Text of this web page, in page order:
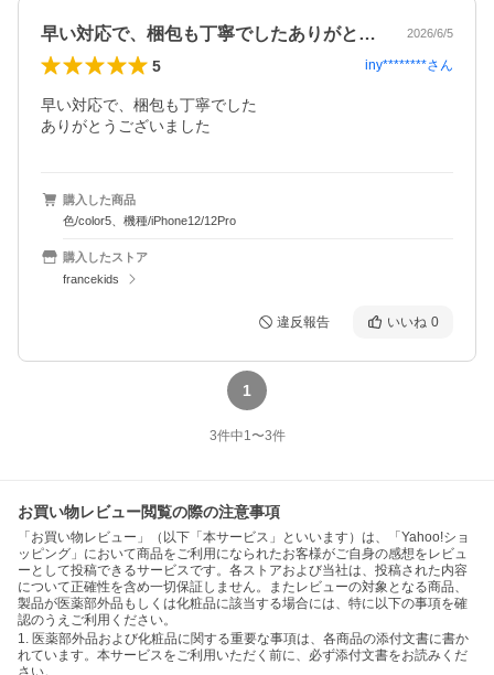
早い対応で、梱包も丁寧でしたありがとう… 2026/6/5
5 iny********さん
早い対応で、梱包も丁寧でした
ありがとうございました
購入した商品
色/color5、機種/iPhone12/12Pro
購入したストア
francekids
違反報告 いいね 0
1
3件中1〜3件
お買い物レビュー閲覧の際の注意事項
「お買い物レビュー」（以下「本サービス」といいます）は、「Yahoo!ショ
ッピング」において商品をご利用になられたお客様がご自身の感想をレビュ
ーとして投稿できるサービスです。各ストアおよび当社は、投稿された内容
について正確性を含め一切保証しません。またレビューの対象となる商品、
製品が医薬部外品もしくは化粧品に該当する場合には、特に以下の事項を確
認のうえご利用ください。
1. 医薬部外品および化粧品に関する重要な事項は、各商品の添付文書に書か
れています。本サービスをご利用いただく前に、必ず添付文書をお読みくだ
さい。